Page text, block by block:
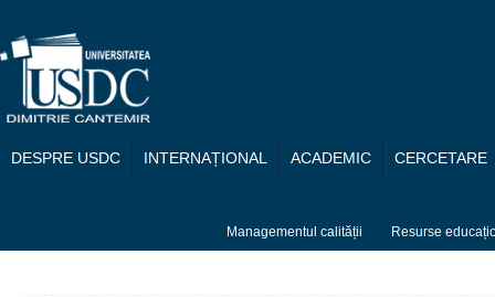
DESPRE USDC INTERNAȚIONAL ACADEMIC CERCETARE
Managementul calității Resurse